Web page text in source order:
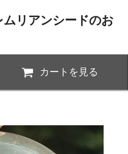
リアンシードのお
カートを見る